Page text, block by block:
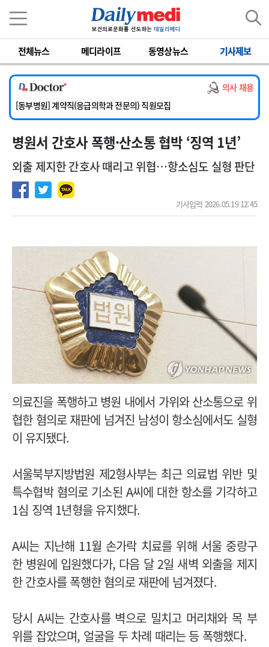
전체뉴스 메디라이프 동영상뉴스 기사제보
의사 채용
[서울아산병원] 2026년 하반기 인턴 모집
[영남대학교의료원] 마취통증의학과 임기제 임상의사 채용
[충남대학교병원] 소아청소년과(소아응급전담) 계약직 의사 공개채용
[동부병원] 계약직(응급의학과 전문의) 직원모집
[이대목동병원] 하반기 전공의(레지던트1년차) 모집
[서울아산병원] 2026년 하반기 인턴 모집
병원서 간호사 폭행·산소통 협박 ‘징역 1년’
외출 제지한 간호사 때리고 위협…항소심도 실형 판단
기사입력 2026.05.19 12:45
의료진을 폭행하고 병원 내에서 가위와 산소통으로 위
협한 혐의로 재판에 넘겨진 남성이 항소심에서도 실형
이 유지됐다.
서울북부지방법원 제2형사부는 최근 의료법 위반 및
특수협박 혐의로 기소된 A씨에 대한 항소를 기각하고
1심 징역 1년형을 유지했다.
A씨는 지난해 11월 손가락 치료를 위해 서울 중랑구
한 병원에 입원했다가, 다음 달 2일 새벽 외출을 제지
한 간호사를 폭행한 혐의로 재판에 넘겨졌다.
당시 A씨는 간호사를 벽으로 밀치고 머리채와 목 부
위를 잡았으며, 얼굴을 두 차례 때리는 등 폭행했다.